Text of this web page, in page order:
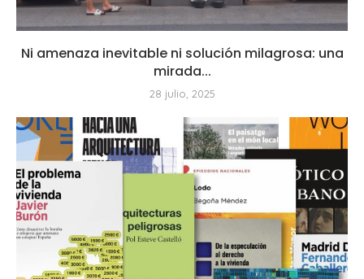
Ni amenaza inevitable ni solución milagrosa: una
mirada...
28 julio, 2025